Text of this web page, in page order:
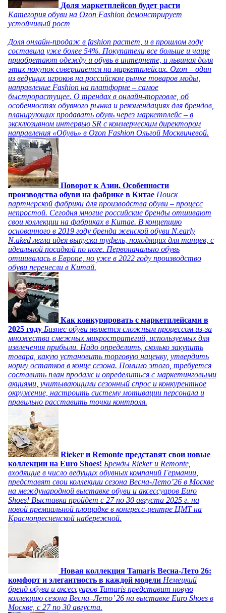
Доля маркетплейсов будет расти
Категория обуви на Ozon Fashion демонстрирует
устойчивый рост
Доля онлайн-продаж в fashion растет, и в прошлом году
составила уже более 54%. Покупатели все больше и чаще
приобретают одежду и обувь в интернете, и львиная доля
этих покупок совершается на маркетплейсах. Ozon – один
из ведущих игроков на российском рынке товаров моды,
направление Fashion на платформе – самое
быстрорастущее. О трендах в онлайн-торговле, об
особенностях обувного рынка и рекомендациях для брендов,
планирующих продавать обувь через маркетплейс – в
эксклюзивном интервью SR с коммерческим директором
направления «Обувь» в Ozon Fashion Ольгой Москвичевой.
Поворот к Азии. Особенности
производства обуви на фабрике в Китае Поиск
партнерской фабрики для производства обуви – процесс
непростой. Сегодня многие российские бренды отшивают
свои коллекции на фабриках в Китае. В концепцию
основанного в 2019 году бренда женской обуви N.early
N.aked легла идея выпуска туфель, походящих для танцев, с
идеальной посадкой по ноге. Первоначально обувь
отшивалась в Европе, но уже в 2022 году производство
обуви перенесли в Китай.
Как конкурировать с маркетплейсами в
2025 году Бизнес обуви является сложным процессом из-за
множества смежных микростратегий, используемых для
извлечения прибыли. Надо определить, сколько закупить
товара, какую установить торговую наценку, утвердить
норму остатков в конце сезона. Помимо этого, требуется
составить план продаж и определиться с маркетинговыми
акциями, учитывающими сезонный спрос и конкурентное
окружение, настроить систему мотивации персонала и
правильно расставить точки контроля.
Rieker и Remonte представят свои новые
коллекции на Euro Shoes! Бренды Rieker и Remonte,
входящие в число ведущих обувных компаний Германии,
представят свои коллекции сезона Весна-Лето’26 в Москве
на международной выставке обуви и аксессуаров Euro
Shoes! Выставка пройдет c 27 по 30 августа 2025 г. на
новой премиальной площадке в конгресс-центре ЦМТ на
Краснопресненской набережной.
Новая коллекция Tamaris Весна-Лето 26:
комфорт и элегантность в каждой модели Немецкий
бренд обуви и аксессуаров Tamaris представит новую
коллекцию сезона Весна–Лето’ 26 на выставке Euro Shoes в
Москве, с 27 по 30 августа.